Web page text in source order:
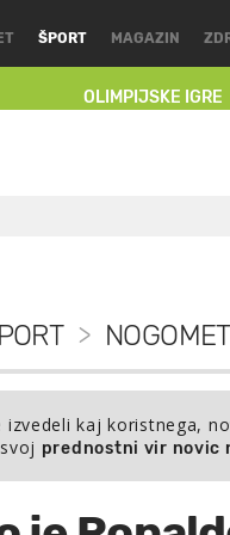
ŠPORT
OLIMPIJSKE IGRE
MAGAZIN
> NOGOMET
izvedeli kaj koristnega,
prednostni vir novic